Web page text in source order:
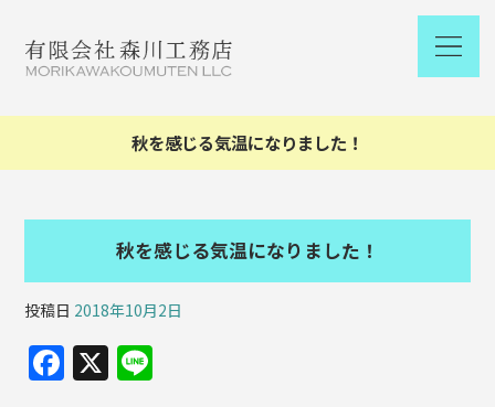
秋を感じる気温になりました！
秋を感じる気温になりました！
投稿日 2018年10月2日
F X